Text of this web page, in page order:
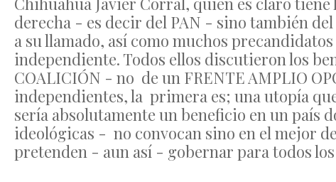
derecha - es decir del PAN - sino también
a su llamado, así como muchos
independiente. Todos ellos discutieron los
COALICIÓN - no de un FRENTE AMPLIO
independientes, la primera es; una utopía
sería absolutamente un beneficio en un país
ideológicas - no convocan sino en el mejor
pretenden - aun así - gobernar para todos